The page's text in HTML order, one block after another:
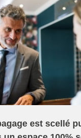
est scellé